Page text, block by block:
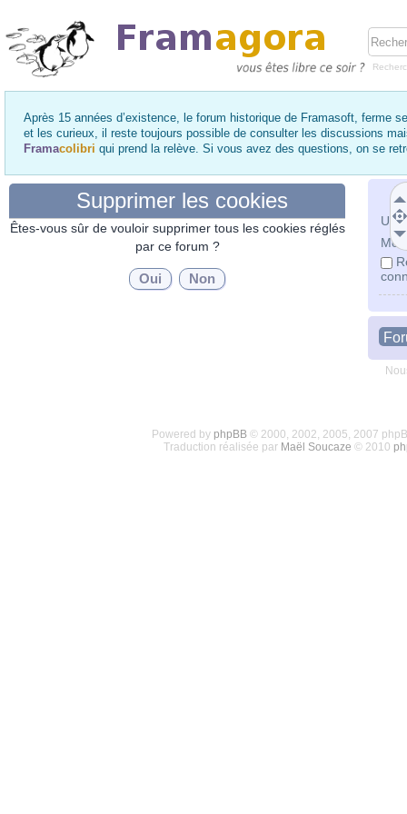
Après 15 années d’existence, le forum historique de Framasoft, ferme
et les curieux, il reste toujours possible de consulter les discussions
Framacolibri qui prend la relève. Si vous avez des questions, on se
Mot
Supprimer les cookies
Êtes-vous sûr de vouloir supprimer tous les cookies réglés
par ce forum ?
Powered by phpBB© 2000, 2002, 2005, 2007
Traduction réalisée par Maël Soucaze © 2010